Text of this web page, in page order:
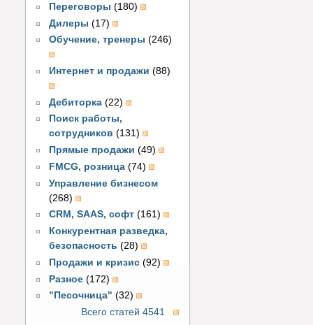
Переговоры (180)
Дилеры (17)
Обучение, тренеры (246)
Интернет и продажи (88)
Дебиторка (22)
Поиск работы,
сотрудников (131)
Прямые продажи (49)
FMCG, розница (74)
Управление бизнесом
(268)
CRM, SAAS, софт (161)
Конкурентная разведка,
безопасность (28)
Продажи и кризис (92)
Разное (172)
"Песочница" (32)
Всего статей 4541